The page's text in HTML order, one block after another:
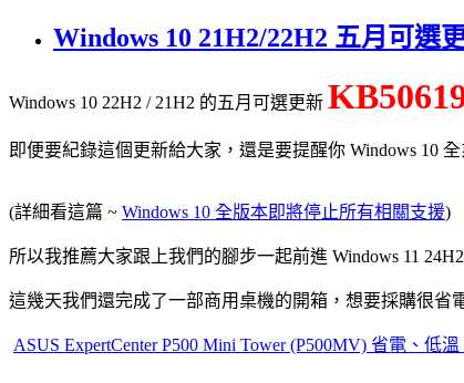
Windows 10 21H2/22H2 五月可選
Windows 10 22H2 / 21H2 的五月可選更新
即便要紀錄這個更新給大家，還是要提醒你 Windows 10
(詳細看這篇 ~ Windows 10 全版本即將停止所有相關支援)
所以我推薦大家跟上我們的腳步一起前進 Windows 11
這幾天我們還完成了一部商用桌機的開箱，想要採購很省
ASUS ExpertCenter P500 Mini Tower (P500MV) 省電、